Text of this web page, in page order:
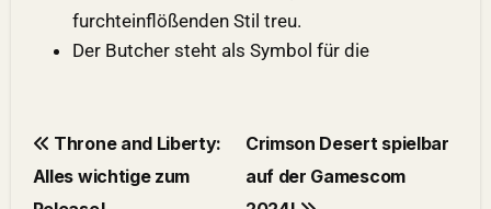
furchteinflößenden Stil treu.
Der Butcher steht als Symbol für die
Throne and Liberty:
Alles wichtige zum
Crimson Desert spielbar
auf der Gamescom